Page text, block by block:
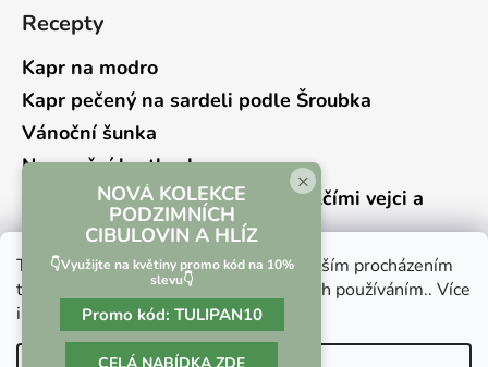
Tento web používá soubory cookie. Dalším procházením
tohoto webu vyjadřujete souhlas s jejich používáním.. Více
informacízde.
Recepty
Kapr na modro
Kapr pečený na sardeli podle Šroubka
Vánoční šunka
Novoroční hrstkovka
Lehký bramborový salát s křepelčími vejci a
kyselou okurkou
Vrácení zboží a reklamace Kontaktní formulář
×
NOVÁ KOLEKCE
PODZIMNÍCH
CIBULOVIN A HLÍZ
👇Využijte na květiny promo kód na 10%
slevu👇
Promo kód: TULIPAN10